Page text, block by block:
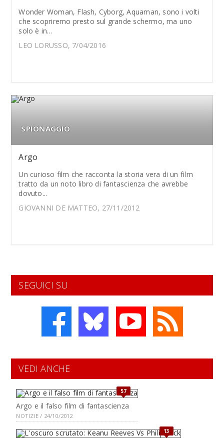
Wonder Woman, Flash, Cyborg, Aquaman, sono i volti
che scopriremo presto sul grande schermo, ma uno
solo è in...
LEO LORUSSO, 7/04/2016
SPIONAGGIO
Argo
Un curioso film che racconta la storia vera di un film
tratto da un noto libro di fantascienza che avrebbe
dovuto...
GIOVANNI DE MATTEO, 27/11/2012
SEGUICI SU
VEDI ANCHE
57
Argo e il falso film di fantascienza
NOTIZIE / 24/10/2012
13